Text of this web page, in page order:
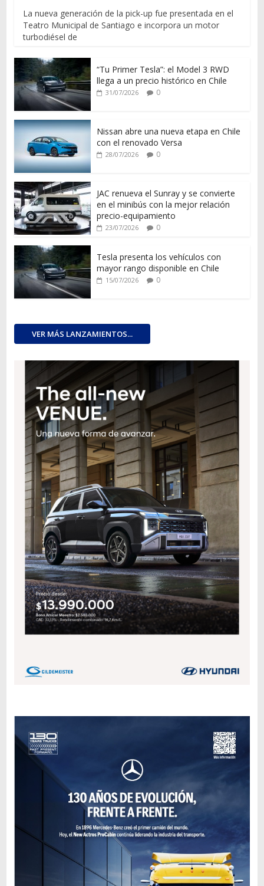
La nueva generación de la pick-up fue presentada en el
Teatro Municipal de Santiago e incorpora un motor
turbodiésel de
“Tu Primer Tesla”: el Model 3 RWD
llega a un precio histórico en Chile
31/07/2026 0
Nissan abre una nueva etapa en Chile
con el renovado Versa
28/07/2026 0
JAC renueva el Sunray y se convierte
en el minibús con la mejor relación
precio-equipamiento
23/07/2026 0
Tesla presenta los vehículos con
mayor rango disponible en Chile
15/07/2026 0
VER MÁS LANZAMIENTOS...